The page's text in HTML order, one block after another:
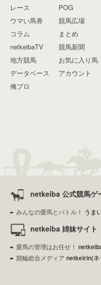
レース
ウマい馬券
コラム
netkeibaTV
地方競馬
データベース
俺プロ
POG
競馬広場
まとめ
競馬新聞
お気に入り馬
アカウント
netkeiba 公式競馬ゲ
みんなの愛馬とバトル！ うま
netkeiba 姉妹サイト
愛馬の管理はお任せ！
競輪総合メディア netkeirin(ネ